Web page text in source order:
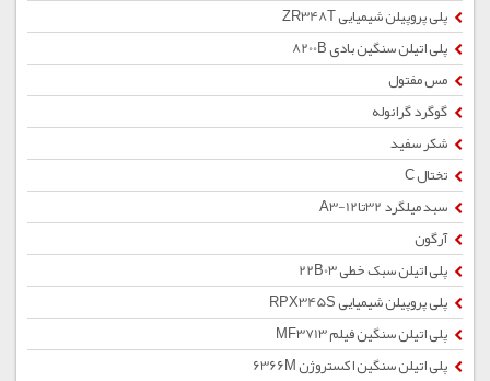
پلی پروپیلن شیمیایی ZR348T
پلی اتیلن سنگین بادی 8200B
مس مفتول
گوگرد گرانوله
شکر سفید
تختال C
سبد میلگرد 32تا12-A3
آرگون
پلی اتیلن سبک خطی 22B03
پلی پروپیلن شیمیایی RPX345S
پلی اتیلن سنگین فیلم MF3713
پلی اتیلن سنگین اکستروژن 6366M